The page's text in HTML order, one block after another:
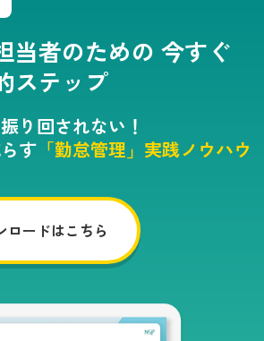
当者のための 今すぐ
ステップ
り回されない！
す 「勤怠管理」実践ノウハウ
ロードはこちら